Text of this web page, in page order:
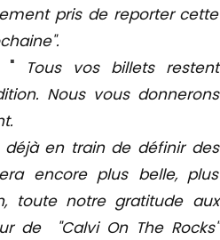
pris de reporter cette
"
Tous vos billets restent
Nous vous donnerons
en train de définir des
encore plus belle, plus
toute notre gratitude aux
de "Calvi On The Rocks"